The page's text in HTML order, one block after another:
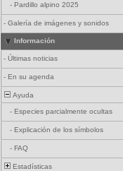
- Pardillo alpino 2025
- Galería de imágenes y sonidos
Información
- Últimas noticias
- En su agenda
Ayuda
- Especies parcialmente ocultas
- Explicación de los símbolos
- FAQ
Estadísticas